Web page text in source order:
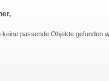
passende Objekte gefunden